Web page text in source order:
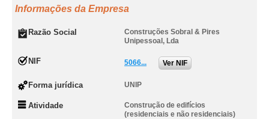
Informações da Empresa
Razão Social
Construções Sobral & Pires
Unipessoal, Lda
NIF 5066... Ver NIF
Forma jurídica UNIP
Atividade
Construção de edifícios
(residenciais e não residenciais)